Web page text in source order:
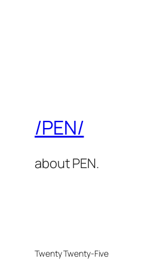
/PEN/
about PEN.
Twenty Twenty-Five